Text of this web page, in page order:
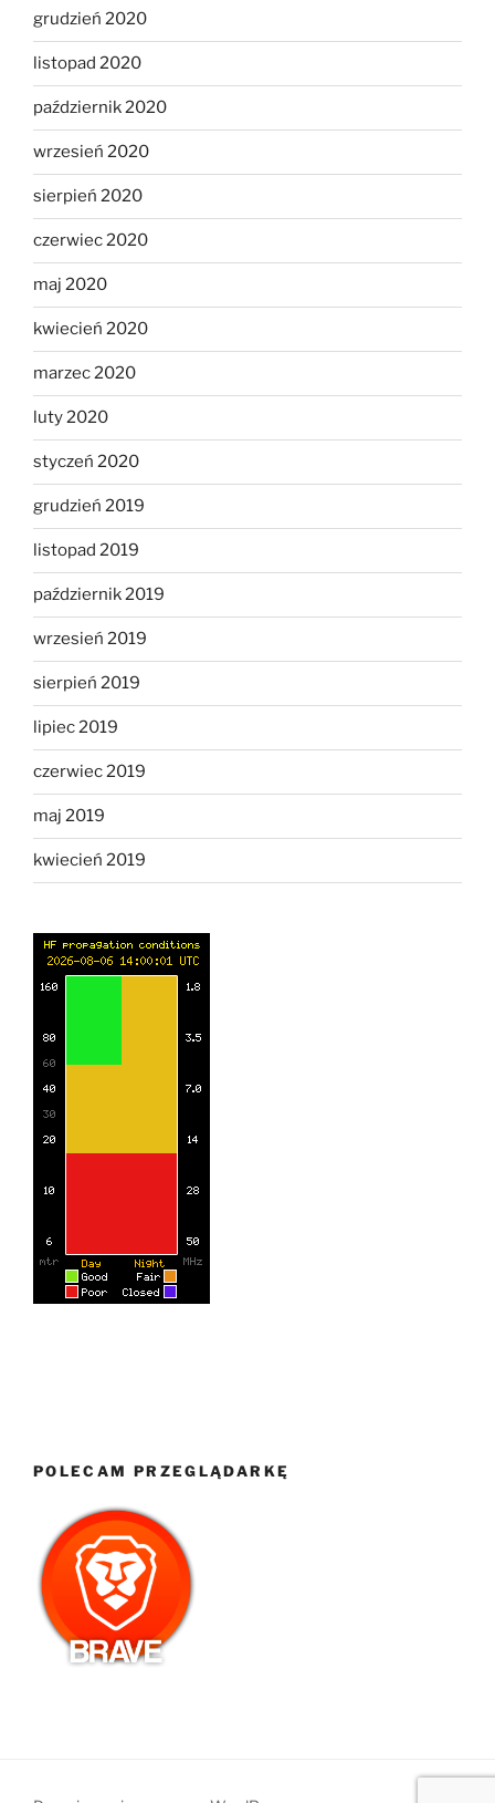
grudzień 2020
listopad 2020
październik 2020
wrzesień 2020
sierpień 2020
czerwiec 2020
maj 2020
kwiecień 2020
marzec 2020
luty 2020
styczeń 2020
grudzień 2019
listopad 2019
październik 2019
wrzesień 2019
sierpień 2019
lipiec 2019
czerwiec 2019
maj 2019
kwiecień 2019
POLECAM PRZEGLĄDARKĘ